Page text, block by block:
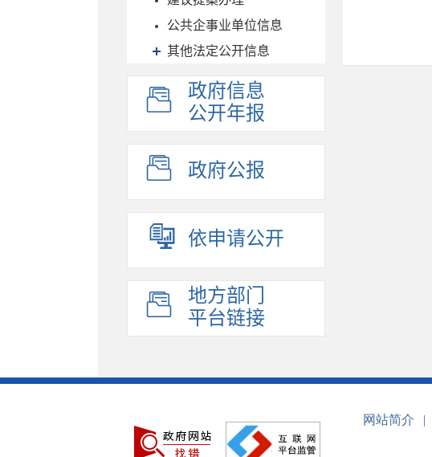
公共企事业单位信息
其他法定公开信息
政府信息
公开年报
政府公报
依申请公开
地方部门
平台链接
网站简介 |